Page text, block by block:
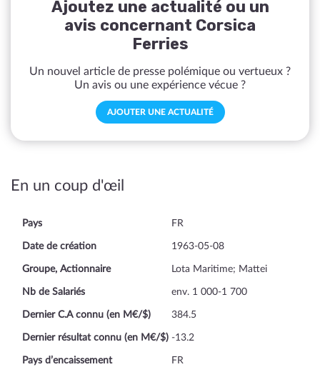
Ajoutez une actualité ou un
avis concernant Corsica
Ferries
Un nouvel article de presse polémique ou vertueux ?
Un avis ou une expérience vécue ?
AJOUTER UNE ACTUALITÉ
En un coup d'œil
Pays FR
Date de création 1963-05-08
Groupe, Actionnaire Lota Maritime; Mattei
Nb de Salariés env. 1 000-1 700
Dernier C.A connu (en M€/$) 384.5
Dernier résultat connu (en M€/$) -13.2
Pays d’encaissement FR